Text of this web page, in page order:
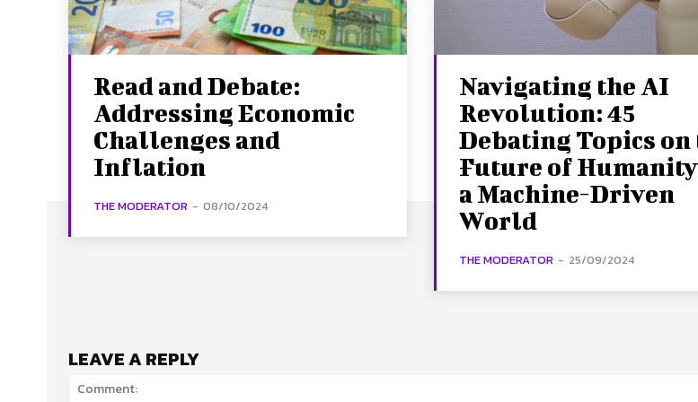
Read and Debate:
Addressing Economic
Challenges and
Inflation
THE MODERATOR - 08/10/2024
Navigating the AI
Revolution: 45
Debating Topics on
Future of
a Machine-Driven
World
THE MODERATOR - 25/09/2024
LEAVE A REPLY